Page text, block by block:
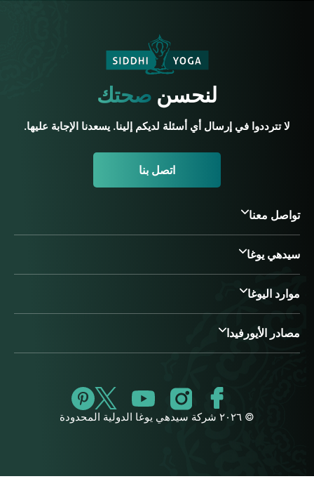
لنحسنصحتك
لا تترددوا في إرسال أي أسئلة لديكم إلينا. يسعدنا الإجابة عليها.
اتصل بنا
تواصل معنا
سيدهي يوغا
موارد اليوغا
مصادر الأيورفيدا
© ٢٠٢٦ شركة سيدهي يوغا الدولية المحدودة